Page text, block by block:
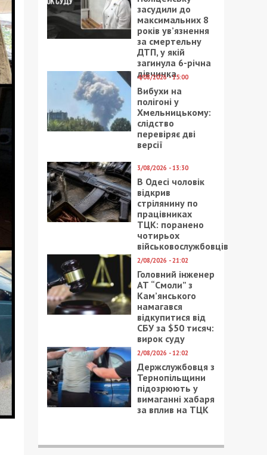
засудили до
максимальних 8
років ув’язнення
за смертельну
ДТП, у якій
загинула 6-річна
дівчинка
4/08/2026 - 15:00
Вибухи на
полігоні у
Хмельницькому:
слідство
перевіряє дві
версії
3/08/2026 - 13:30
В Одесі чоловік
відкрив
стрілянину по
працівниках
ТЦК: поранено
чотирьох
військовослужбовців
2/08/2026 - 21:02
Головний інженер
АТ “Смоли” з
Кам’янського
намагався
відкупитися від
СБУ за $50 тисяч:
вирок суду
2/08/2026 - 12:02
Держслужбовця з
Тернопільщини
підозрюють у
вимаганні хабаря
за вплив на ТЦК